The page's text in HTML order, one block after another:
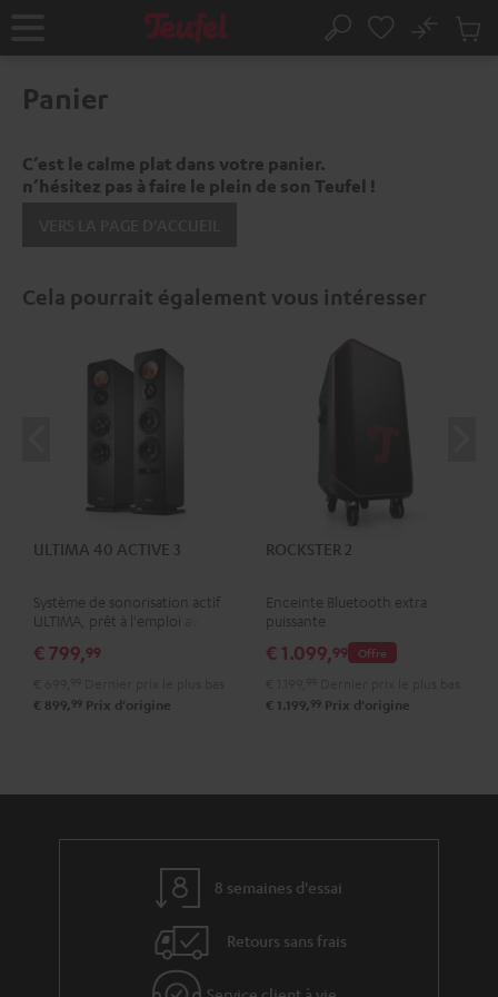
Page
Rechercher
No
Panier
C’est le calme plat dans votre panier.
n’hésitez pas à faire le plein de son Teufel !
Cela pourrait également vous intéresser
ULTIMA 40 ACTIVE 3
Système de sonorisation actif
ULTIMA, prêt à l'emploi avec
€ 799,99
€ 899, 99 Prix d'origine
ROCKSTER 2
Enceinte Bluetooth extra
puissante
Offre
€ 1.099,99
€ 1.199, 99 Prix d'origine
8 semaines d'essai
Retours sans frais